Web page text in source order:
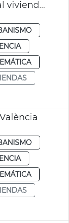
Acuerdo GVA suelo dotacional viviendas València